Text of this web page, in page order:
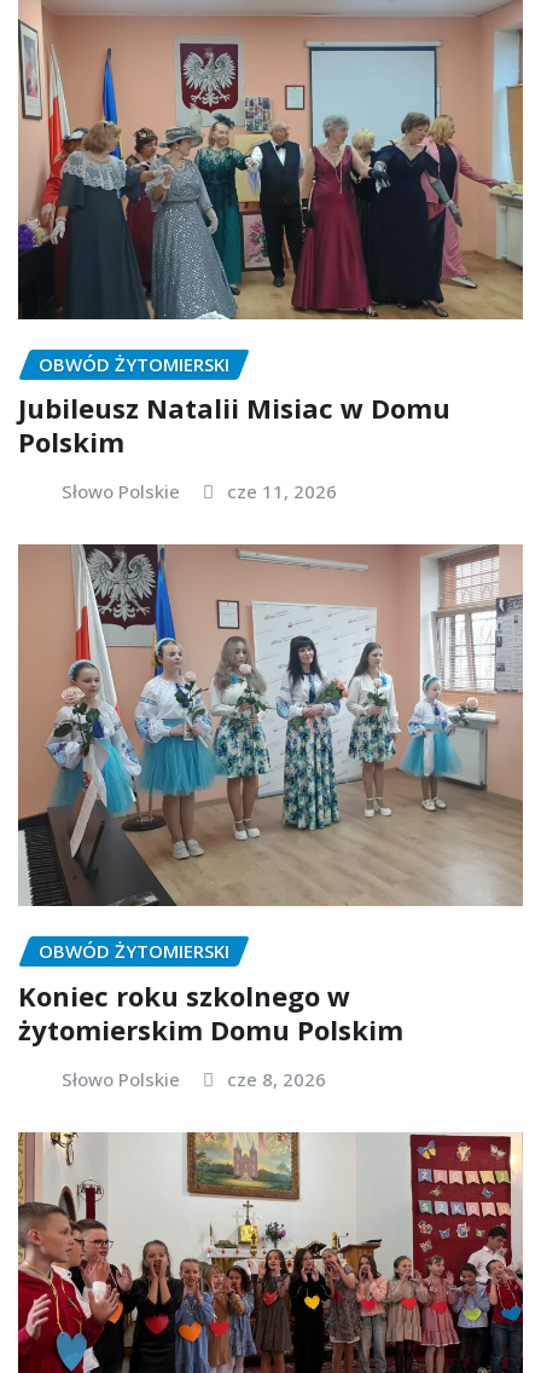
OBWÓD ŻYTOMIERSKI
Jubileusz Natalii Misiac w Domu
Polskim
Słowo Polskie cze 11, 2026
OBWÓD ŻYTOMIERSKI
Koniec roku szkolnego w
żytomierskim Domu Polskim
Słowo Polskie cze 8, 2026